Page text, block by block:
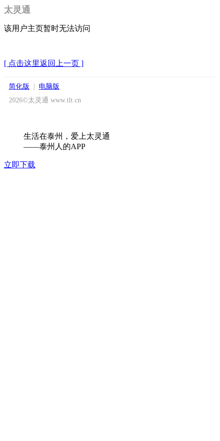
太灵通
该用户主页暂时无法访问
[ 点击这里返回上一页 ]
简化版
电脑版
2026©太灵通 www.tlt.cn
生活在泰州，爱上太灵通
——泰州人的APP
立即下载